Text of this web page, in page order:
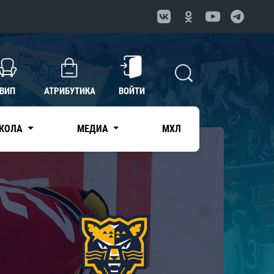
ВИП АТРИБУТИКА ВОЙТИ
МЕДИА МХЛ